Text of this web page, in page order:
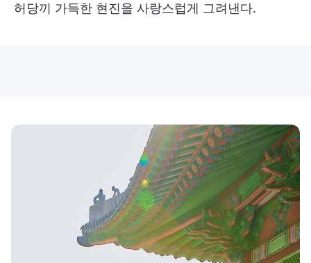
허당끼 가득한 현진을 사랑스럽게 그려낸다.